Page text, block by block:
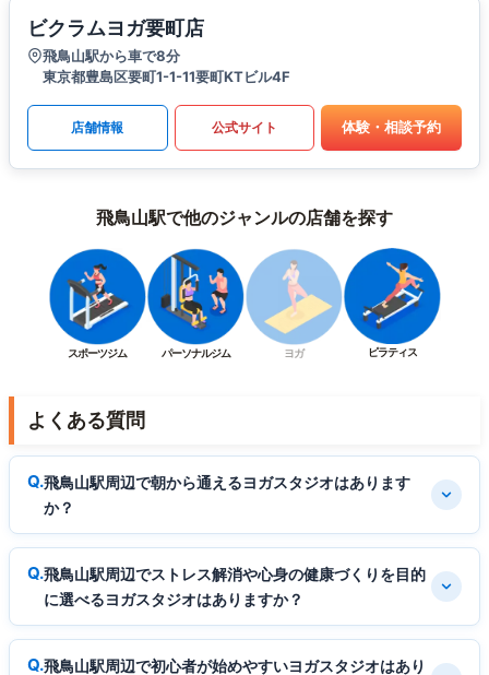
ビクラムヨガ要町店
飛鳥山駅から車で8分
東京都豊島区要町1-1-11要町KTビル4F
店舗情報 公式サイト 体験・相談予約
飛鳥山駅で他のジャンルの店舗を探す
スポーツジム パーソナルジム ヨガ ピラティス
よくある質問
飛鳥山駅周辺で朝から通えるヨガスタジオはあります
か？
飛鳥山駅周辺でストレス解消や心身の健康づくりを目的
に選べるヨガスタジオはありますか？
飛鳥山駅周辺で初心者が始めやすいヨガスタジオはあり